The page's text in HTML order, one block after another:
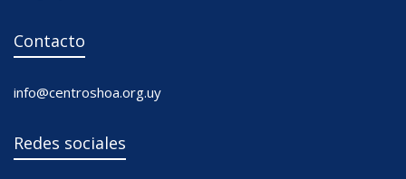
Contacto
info@centroshoa.org.uy
Redes sociales